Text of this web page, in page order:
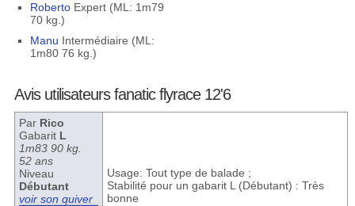
RobertoExpert (ML: 1m79
70 kg.)
Manu Intermédiaire (ML:
1m80 76 kg.)
Avis utilisateurs fanatic flyrace 12'6
Par Rico
Gabarit L
1m83 90 kg.
52 ans
Niveau
Débutant
voir son quiver
Usage: Tout type de balade ;
Stabilité pour un gabarit L (Débutant) : Très
bonne